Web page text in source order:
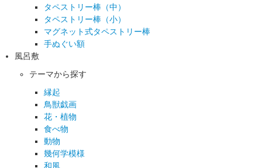
タペストリー棒（中）
タペストリー棒（小）
マグネット式タペストリー棒
手ぬぐい額
風呂敷
テーマから探す
縁起
鳥獣戯画
花・植物
食べ物
動物
幾何学模様
和風